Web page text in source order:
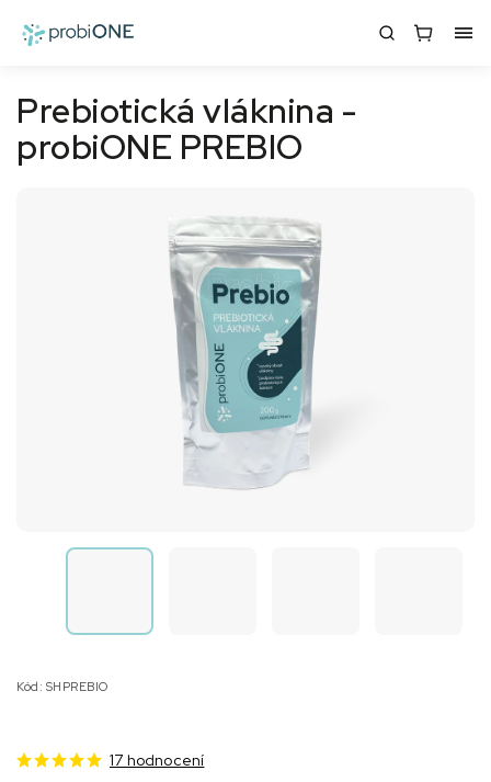
Prebiotická vláknina -
probiONE PREBIO
Kód: SHPREBIO
17 hodnocení